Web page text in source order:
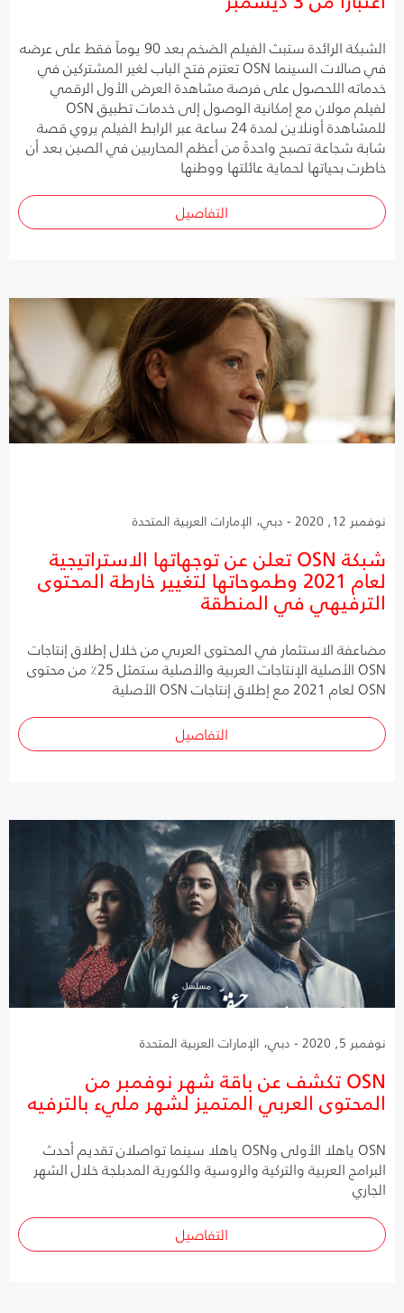
الشبكة الرائدة ستبث الفيلم الضخم بعد 90 يوماً فقط على عرضه
في صالات السينما OSN تعتزم فتح الباب لغير المشتركين في
خدماته اللحصول على فرصة مشاهدة العرض الأول الرقمي
لفيلم مولان مع إمكانية الوصول إلى خدمات تطبيق OSN
للمشاهدة أونلاين لمدة 24 ساعة عبر الرابط الفيلم يروي قصة
شابة شجاعة تصبح واحدةً من أعظم المحاربين في الصين بعد أن
خاطرت بحياتها لحماية عائلتها ووطنها
التفاصيل
نوفمبر 12, 2020 - دبي، الإمارات العربية المتحدة
شبكة OSN تعلن عن توجهاتها الاستراتيجية
لعام 2021 وطموحاتها لتغيير خارطة المحتوى
الترفيهي في المنطقة
مضاعفة الاستثمار في المحتوى العربي من خلال إطلاق إنتاجات
OSN الأصلية الإنتاجات العربية والأصلية ستمثل 25٪ من محتوى
OSN لعام 2021 مع إطلاق إنتاجات OSN الأصلية
التفاصيل
نوفمبر 5, 2020 - دبي، الإمارات العربية المتحدة
OSN تكشف عن باقة شهر نوفمبر من
المحتوى العربي المتميز لشهر مليء بالترفيه
OSN ياهلا الأولى وOSN ياهلا سينما تواصلان تقديم أحدث
البرامج العربية والتركية والروسية والكورية المدبلجة خلال الشهر
الجاري
التفاصيل